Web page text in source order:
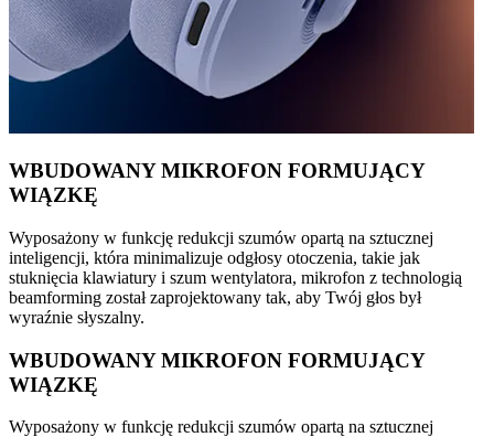
WBUDOWANY MIKROFON FORMUJĄCY
WIĄZKĘ
Wyposażony w funkcję redukcji szumów opartą na sztucznej
inteligencji, która minimalizuje odgłosy otoczenia, takie jak
stuknięcia klawiatury i szum wentylatora, mikrofon z technologią
beamforming został zaprojektowany tak, aby Twój głos był
wyraźnie słyszalny.
WBUDOWANY MIKROFON FORMUJĄCY
WIĄZKĘ
Wyposażony w funkcję redukcji szumów opartą na sztucznej